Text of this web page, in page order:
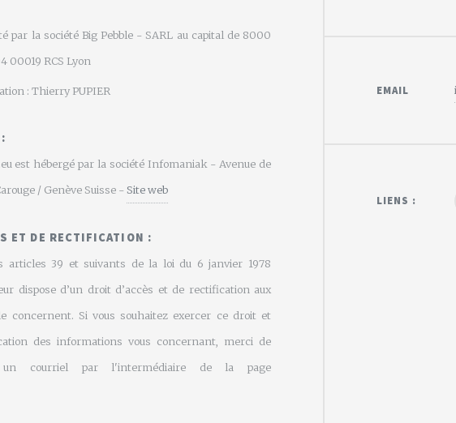
par la société Big Pebble - SARL au capital de 8000
00019 RCS Lyon
: Thierry PUPIER
est hébergé par la société Infomaniak - Avenue de
/ Genève Suisse -Site web
ET DE RECTIFICATION :
articles 39 et suivants de la loi du 6 janvier 1978
dispose d’un droit d’accès et de rectification aux
concernent. Si vous souhaitez exercer ce droit et
des informations vous concernant, merci de
un courriel par l'intermédiaire de la page
EMAIL
LIENS :